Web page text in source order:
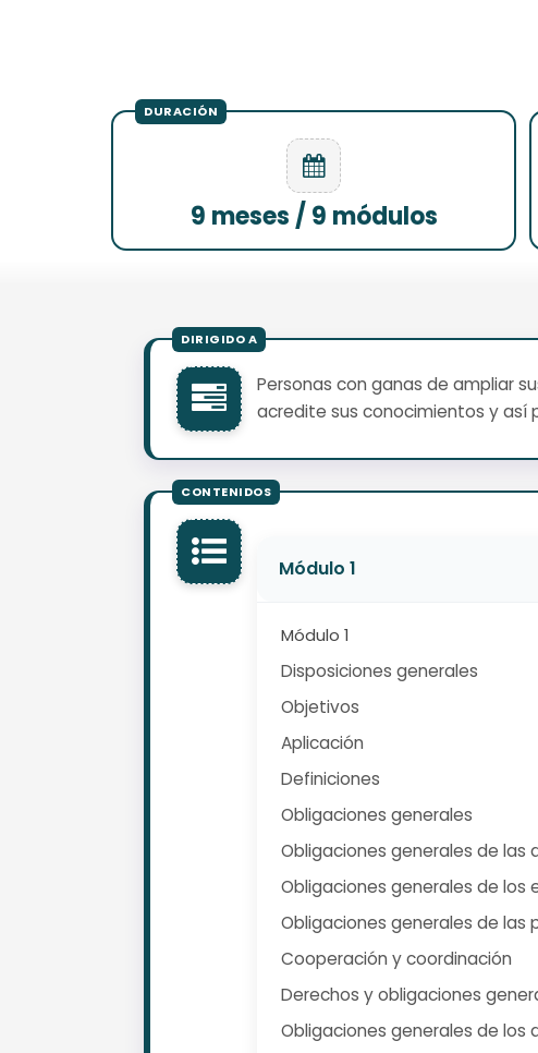
9 meses / 9 módulos
Personas con ganas de ampliar
acredite sus conocimientos y así
Módulo 1
Módulo 1
Disposiciones generales
Objetivos
Aplicación
Definiciones
Obligaciones generales
Obligaciones generales de
Obligaciones generales de los
Obligaciones generales de
Cooperación y coordinación
Derechos y obligaciones
Obligaciones generales de los